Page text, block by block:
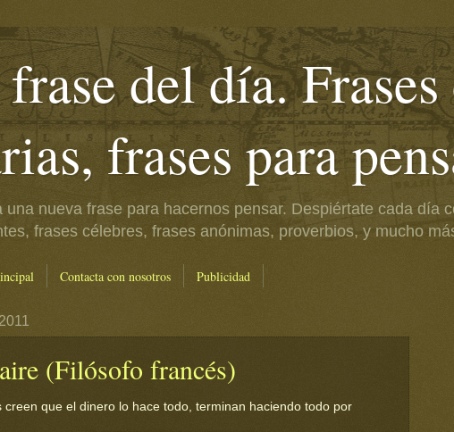
del día. Frases
frases para
una nueva frase para hacernos pensar. Despiértate cada día
frases célebres, frases anónimas, proverbios, y mucho
Contacta con nosotros Publicidad
(Filósofo francés)
creen que el dinero lo hace todo, terminan haciendo todo por